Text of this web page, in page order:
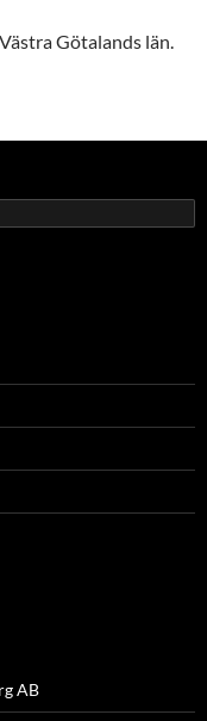
Götalands län.
AB